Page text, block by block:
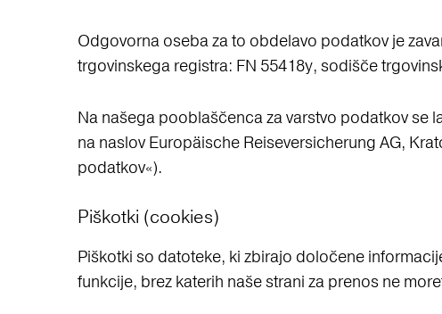
Odgovorna oseba za to obdelavo podatkov je
trgovinskega registra: FN 55418y, sodišče
Na našega pooblaščenca za varstvo podatkov se
na naslov Europäische Reiseversicherung AG,
podatkov«).
Piškotki (cookies)
Piškotki so datoteke, ki zbirajo določene
funkcije, brez katerih naše strani za prenos ne